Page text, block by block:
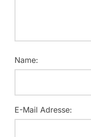
Name:
E-Mail Adresse: